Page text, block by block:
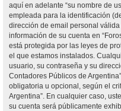
aquí en adelante “su nombre de
empleada para la identificación
dirección de email personal
información de su cuenta en
está protegida por las leyes de
el que estamos instalados.
usuario, su contraseña y su
Contadores Públicos de
obligatoria u opcional, según el
Argentina”. En cualquier caso,
su cuenta será públicamente